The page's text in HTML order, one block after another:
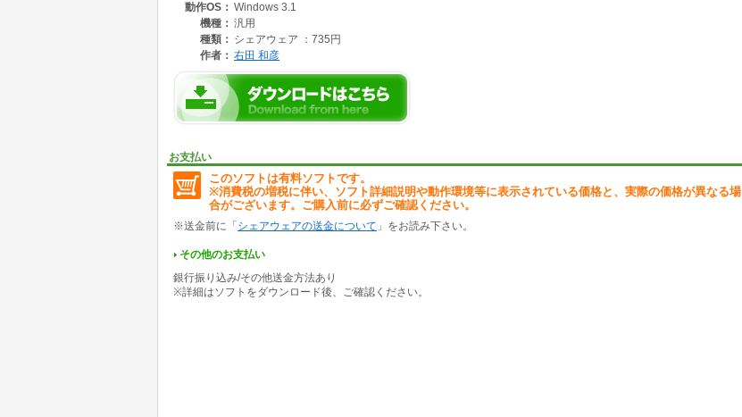
動作OS： Windows 3.1
機種： 汎用
種類： シェアウェア ：735円
作者： 右田 和彦
お支払い
このソフトは有料ソフトです。
※消費税の増税に伴い、ソフト詳細説明や動作環境等に表示されている価格と、実際の価格が異なる場
合がございます。ご購入前に必ずご確認ください。
※送金前に「 シェアウェアの送金について 」をお読み下さい。
その他のお支払い
銀行振り込み/その他送金方法あり
※詳細はソフトをダウンロード後、ご確認ください。